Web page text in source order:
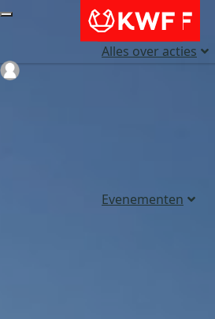
Alles over acties
Evenementen